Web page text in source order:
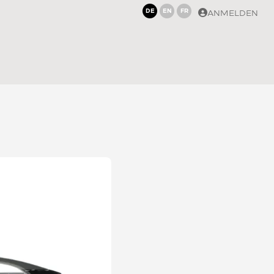
DE EN FR ANMELDEN